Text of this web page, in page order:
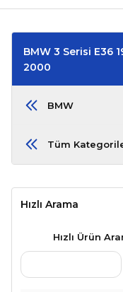
BMW 3 Serisi E36
2000
BMW
Tüm
Hızlı Arama
Hızlı Ürün